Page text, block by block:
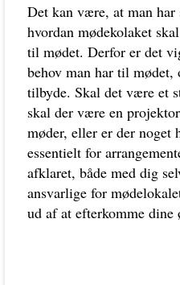
Det kan være, at man
hvordan mødekolaket
til mødet. Derfor er det
behov man har til
tilbyde. Skal det være et
skal der være en
møder, eller er der noget
essentielt for
afklaret, både med dig
ansvarlige for
ud af at efterkomme dine